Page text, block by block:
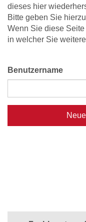
dieses hier
Bitte geben Sie
Wenn Sie diese
in welcher Sie
Benutzername